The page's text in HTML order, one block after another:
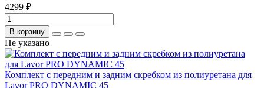
4299 ₽
В корзину
Не указано
Комплект с передним и задним скребком из полиуретана для
Lavor PRO DYNAMIC 45